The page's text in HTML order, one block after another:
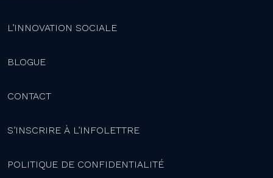
L’INNOVATION SOCIALE
BLOGUE
CONTACT
S’INSCRIRE À L’INFOLETTRE
POLITIQUE DE CONFIDENTIALITÉ